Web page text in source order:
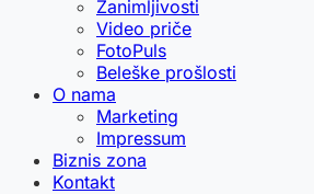
Zanimljivosti
Video priče
FotoPuls
Beleške prošlosti
O nama
Marketing
Impressum
Biznis zona
Kontakt